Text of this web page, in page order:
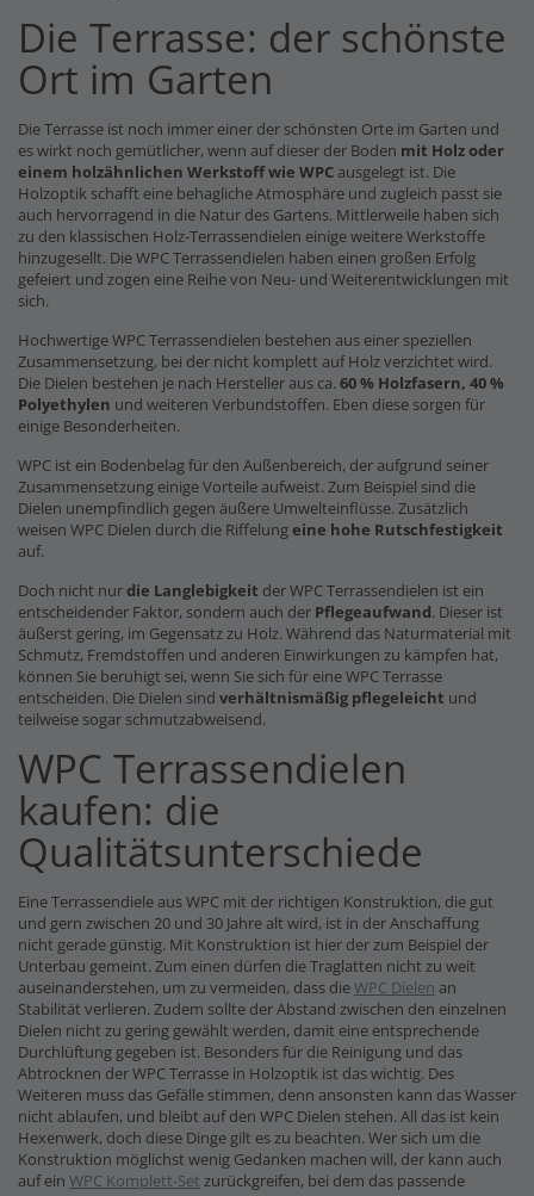
Die Terrasse: der schönste
Ort im Garten
Die Terrasse ist noch immer einer der schönsten Orte im Garten und
es wirkt noch gemütlicher, wenn auf dieser der Boden mit Holz oder
einem holzähnlichen Werkstoff wie WPCausgelegt ist. Die
Holzoptik schafft eine behagliche Atmosphäre und zugleich passt sie
auch hervorragend in die Natur des Gartens. Mittlerweile haben sich
zu den klassischen Holz-Terrassendielen einige weitere Werkstoffe
hinzugesellt. Die WPC Terrassendielen haben einen großen Erfolg
gefeiert und zogen eine Reihe von Neu- und Weiterentwicklungen mit
sich.
Hochwertige WPC Terrassendielen bestehen aus einer speziellen
Zusammensetzung, bei der nicht komplett auf Holz verzichtet wird.
Die Dielen bestehen je nach Hersteller aus ca. 60 % Holzfasern, 40 %
Polyethylen und weiteren Verbundstoffen. Eben diese sorgen für
einige Besonderheiten.
WPC ist ein Bodenbelag für den Außenbereich, der aufgrund seiner
Zusammensetzung einige Vorteile aufweist. Zum Beispiel sind die
Dielen unempfindlich gegen äußere Umwelteinflüsse. Zusätzlich
weisen WPC Dielen durch die Riffelungeine hohe Rutschfestigkeit
auf.
Doch nicht nurdie Langlebigkeit der WPC Terrassendielen ist ein
entscheidender Faktor, sondern auch der Pflegeaufwand. Dieser ist
äußerst gering, im Gegensatz zu Holz. Während das Naturmaterial mit
Schmutz, Fremdstoffen und anderen Einwirkungen zu kämpfen hat,
können Sie beruhigt sei, wenn Sie sich für eine WPC Terrasse
entscheiden. Die Dielen sind verhältnismäßig pflegeleicht und
teilweise sogar schmutzabweisend.
WPC Terrassendielen
kaufen: die
Qualitätsunterschiede
Eine Terrassendiele aus WPC mit der richtigen Konstruktion, die gut
und gern zwischen 20 und 30 Jahre alt wird, ist in der Anschaffung
nicht gerade günstig. Mit Konstruktion ist hier der zum Beispiel der
Unterbau gemeint. Zum einen dürfen die Traglatten nicht zu weit
auseinanderstehen, um zu vermeiden, dass dieWPC Dielen an
Stabilität verlieren. Zudem sollte der Abstand zwischen den einzelnen
Dielen nicht zu gering gewählt werden, damit eine entsprechende
Durchlüftung gegeben ist. Besonders für die Reinigung und das
Abtrocknen der WPC Terrasse in Holzoptik ist das wichtig. Des
Weiteren muss das Gefälle stimmen, denn ansonsten kann das Wasser
nicht ablaufen, und bleibt auf den WPC Dielen stehen. All das ist kein
Hexenwerk, doch diese Dinge gilt es zu beachten. Wer sich um die
Konstruktion möglichst wenig Gedanken machen will, der kann auch
auf ein WPC Komplett-Set zurückgreifen, bei dem das passende